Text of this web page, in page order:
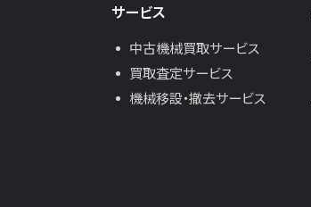
サービス
中古機械買取サービス
買取査定サービス
機械移設・撤去サービス